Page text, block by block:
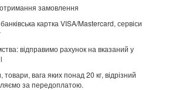
отримання замовлення
картка VISA/Mastercard, сервіси
відправимо рахунок на вказаний у
товари, вага яких понад 20 кг, відрізний
за передоплатою.